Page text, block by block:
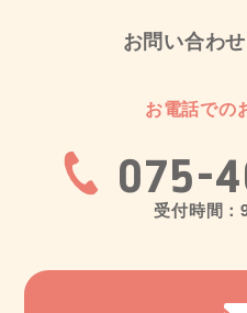
お問い合わ
お電話での
075-
受付時間